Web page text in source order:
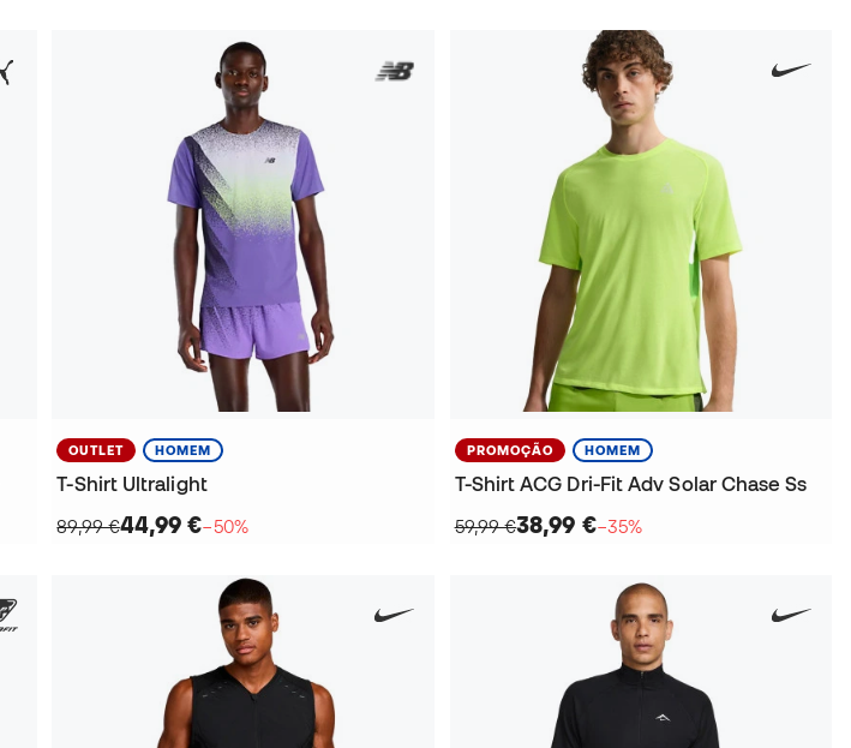
OUTLET HOMEM
T-Shirt Ultralight
89,99 €44,99 €−50%
PROMOÇÃO HOMEM
T-Shirt ACG Dri-Fit Adv Solar Chase Ss
59,99 €38,99 €−35%